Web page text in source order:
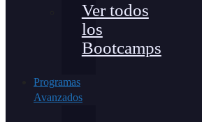
Ver todos
los
Bootcamps
Programas
Avanzados